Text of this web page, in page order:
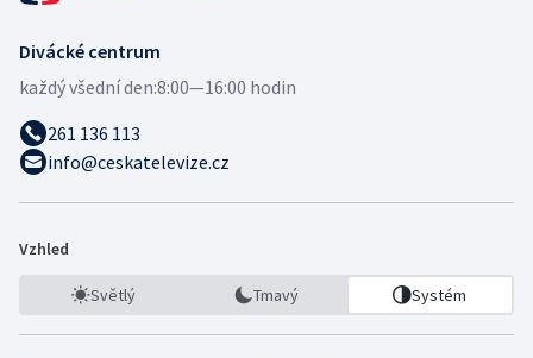
Divácké centrum
každý všední den:8:00—16:00 hodin
261 136 113
info@ceskatelevize.cz
Vzhled
Světlý Tmavý Systém